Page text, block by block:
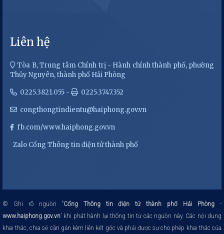
Liên hệ
Tòa B, Trung tâm Chính trị - Hành chính thành phố, phường
Thủy Nguyên, thành phố Hải Phòng
0225.3821.055 - 0225.3747.352
congthongtindientu@haiphong.gov.vn
fb.com/www.haiphong.gov.vn
Zalo Cổng Thông tin điện tử thành phố
© Ghi rõ nguồn 'Cổng Thông tin điện tử thành phố Hải Phòng -
www.haiphong.gov.vn' khi phát hành lại thông tin từ các nguồn này. Các nội dung
khai thác, chia sẻ cần gắn kèm liên kết gốc và phải được sự cho phép khai thác của